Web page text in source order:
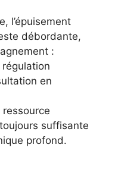
l’épuisement
débordante,
:
en
suffisante
profond.